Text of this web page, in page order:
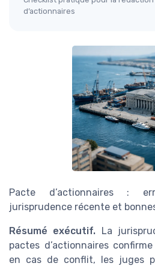
d’actionnaires
Pacte d’actionnaires :
jurisprudence récente et
Résumé exécutif. La
pactes d’actionnaires
en cas de conflit, les juges